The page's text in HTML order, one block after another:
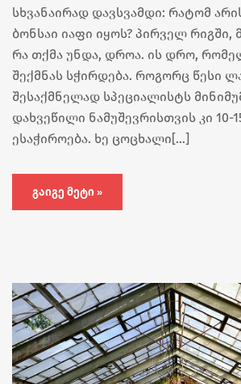
სხვანაირად დავსვამდი: რატომ
ბონსაი იაფი იყოს? პირველ რიგში,
რა თქმა უნდა, დროა. ის დრო,
შექმნას სჭირდება. როგორც წესი
შესაქმნელად სპეციალისტს
დახვეწილი ნამუშევრისთვის კი 10-
ესაჭიროება. ხე ცოცხალი[…]
ᲒᲐᲘᲒᲔ ᲛᲔᲢᲘ »